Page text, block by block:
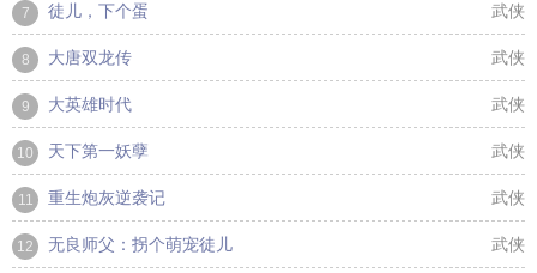
7 徒儿，下个蛋 武侠
8 大唐双龙传 武侠
9 大英雄时代 武侠
10 天下第一妖孽 武侠
11 重生炮灰逆袭记 武侠
12 无良师父：拐个萌宠徒儿 武侠